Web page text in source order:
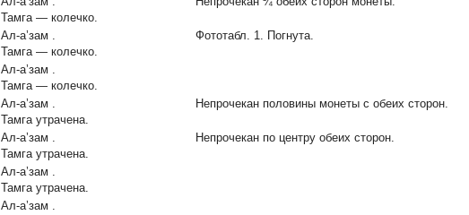
Тамга — колечко.
Ал-а’зам .
Тамга — колечко.
Фототабл. 1. Погнута.
Ал-а’зам .
Тамга — колечко.
Ал-а’зам .
Тамга утрачена.
Непрочекан половины монеты с обеих сторон.
Ал-а’зам .
Тамга утрачена.
Непрочекан по центру обеих сторон.
Ал-а’зам .
Тамга утрачена.
Ал-а’зам .